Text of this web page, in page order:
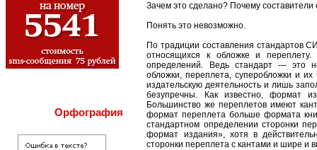
Орфография
Зачем это сделано? Почему составители
Понять это невозможно.
По традиции составления стандартов
относящихся к обложке и
определений. Ведь стандарт — это
обложки, переплета, суперобложки и
издательскую деятельность и лишь
безупречны. Как известно, формат
Большинство же переплетов имеют
формат переплета больше формата
стандартном определении сторонки
формат издания», хотя в
сторонки переплета с кантами и шире